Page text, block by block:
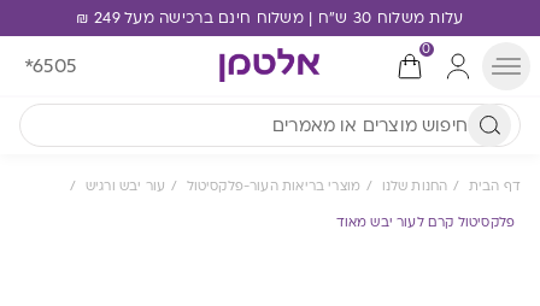
עלות משלוח 30 ש"ח | משלוח חינם ברכישה מעל 249 ₪
0
*6505
דף הבית החנות שלנו מוצרי בריאות העור-פלקסיטול עור יבש ורגיש
פלקסיטול קרם לעור יבש מאוד